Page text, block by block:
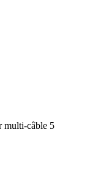
multi-câble 5